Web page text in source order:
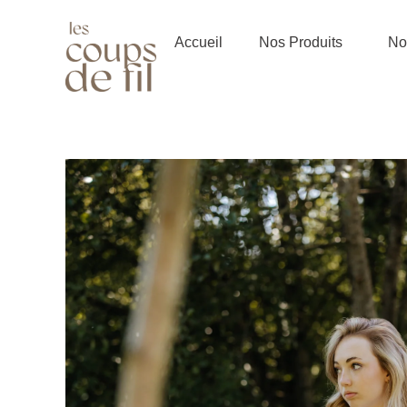
Accueil Nos Produits